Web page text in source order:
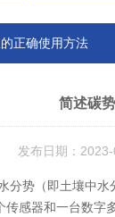
正确使用方法
简述碳
发布日期：
（即土壤中水
感器和一台数